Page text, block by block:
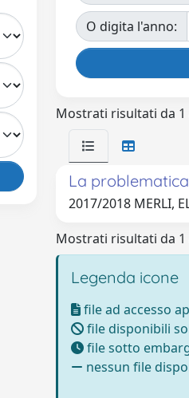
O digita l'anno:
Mostrati risultati da 1
La
2017/2018 MERLI,
Mostrati risultati da 1
Legenda icone
file ad accesso
file disponibili
file sotto
nessun file